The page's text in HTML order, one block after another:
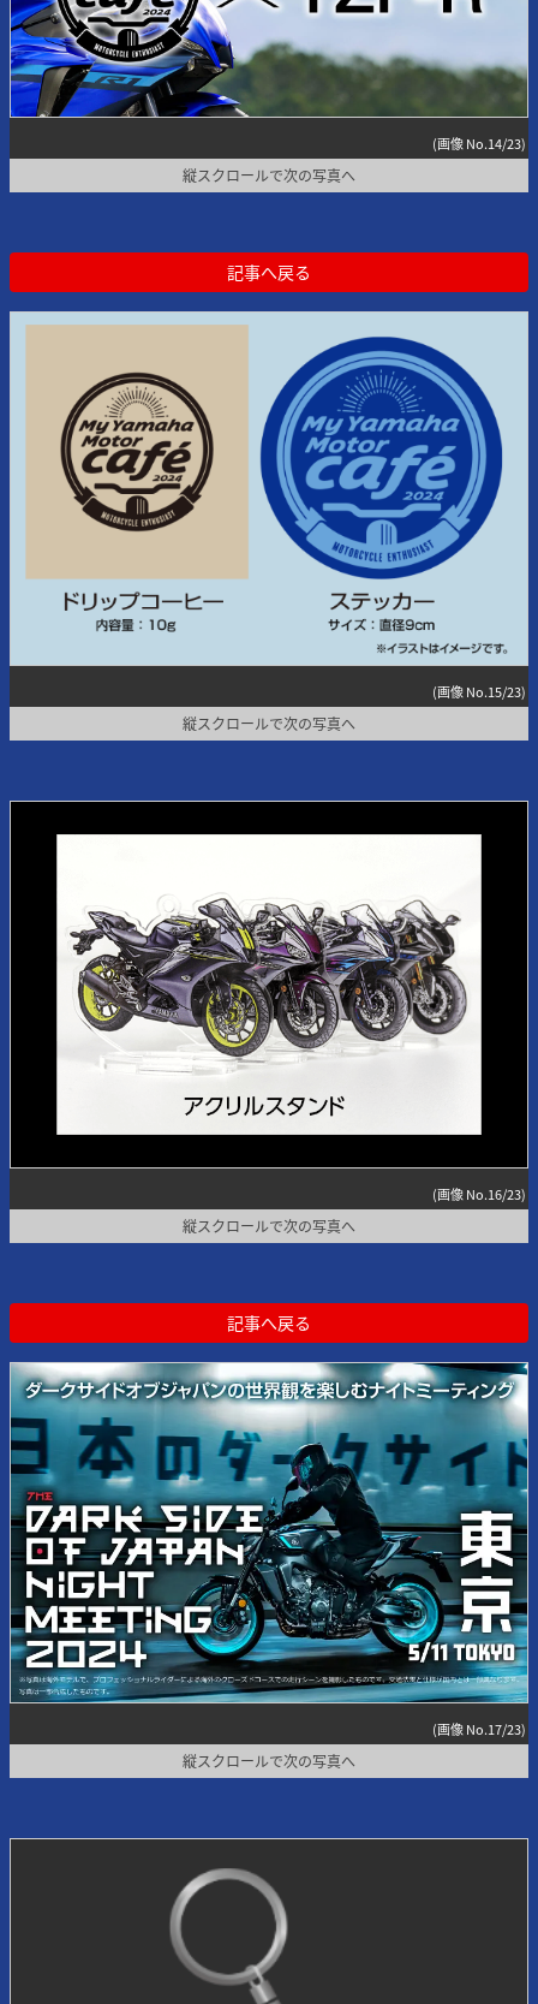
(画像 No.14/23)
縦スクロールで次の写真へ
記事へ戻る
(画像 No.15/23)
縦スクロールで次の写真へ
(画像 No.16/23)
縦スクロールで次の写真へ
記事へ戻る
(画像 No.17/23)
縦スクロールで次の写真へ